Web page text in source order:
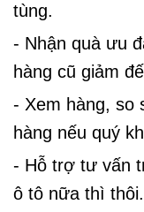
tùng.
- Nhận quà ưu
hàng cũ giảm
- Xem hàng, so
hàng nếu quý
- Hỗ trợ tư vấn
ô tô nữa thì thôi.